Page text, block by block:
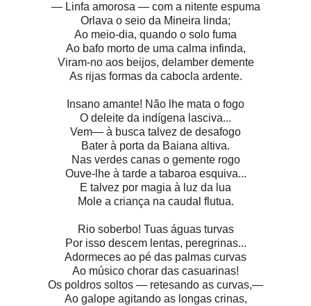
— Linfa amorosa — com a nitente espuma
Orlava o seio da Mineira linda;
Ao meio-dia, quando o solo fuma
Ao bafo morto de uma calma infinda,
Viram-no aos beijos, delamber demente
As rijas formas da cabocla ardente.
Insano amante! Não lhe mata o fogo
O deleite da indígena lasciva...
Vem— à busca talvez de desafogo
Bater à porta da Baiana altiva.
Nas verdes canas o gemente rogo
Ouve-lhe à tarde a tabaroa esquiva...
E talvez por magia à luz da lua
Mole a criança na caudal flutua.
Rio soberbo! Tuas águas turvas
Por isso descem lentas, peregrinas...
Adormeces ao pé das palmas curvas
Ao músico chorar das casuarinas!
Os poldros soltos — retesando as curvas,—
Ao galope agitando as longas crinas,